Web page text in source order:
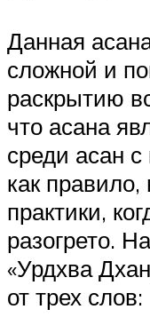
Данная
сложной и
раскрытию
что асана
среди асан
как
практики,
разогрето.
«Урдхва
от трех слов: